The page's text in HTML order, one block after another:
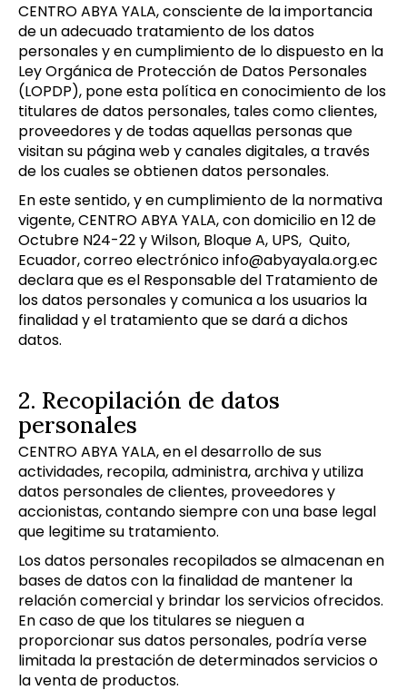
CENTRO ABYA YALA, consciente de la importancia
de un adecuado tratamiento de los datos
personales y en cumplimiento de lo dispuesto en la
Ley Orgánica de Protección de Datos Personales
(LOPDP), pone esta política en conocimiento de los
titulares de datos personales, tales como clientes,
proveedores y de todas aquellas personas que
visitan su página web y canales digitales, a través
de los cuales se obtienen datos personales.
En este sentido, y en cumplimiento de la normativa
vigente, CENTRO ABYA YALA, con domicilio en 12 de
Octubre N24-22 y Wilson, Bloque A, UPS, Quito,
Ecuador, correo electrónicoinfo@abyayala.org.ec
declara que es el Responsable del Tratamiento de
los datos personales y comunica a los usuarios la
finalidad y el tratamiento que se dará a dichos
datos.
2. Recopilación de datos
personales
CENTRO ABYA YALA, en el desarrollo de sus
actividades, recopila, administra, archiva y utiliza
datos personales de clientes, proveedores y
accionistas, contando siempre con una base legal
que legitime su tratamiento.
Los datos personales recopilados se almacenan en
bases de datos con la finalidad de mantener la
relación comercial y brindar los servicios ofrecidos.
En caso de que los titulares se nieguen a
proporcionar sus datos personales, podría verse
limitada la prestación de determinados servicios o
la venta de productos.